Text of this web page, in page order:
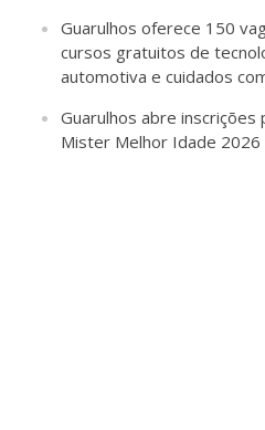
Guarulhos oferece 150
cursos gratuitos de
automotiva e cuidados
Guarulhos abre inscrições
Mister Melhor Idade 2026